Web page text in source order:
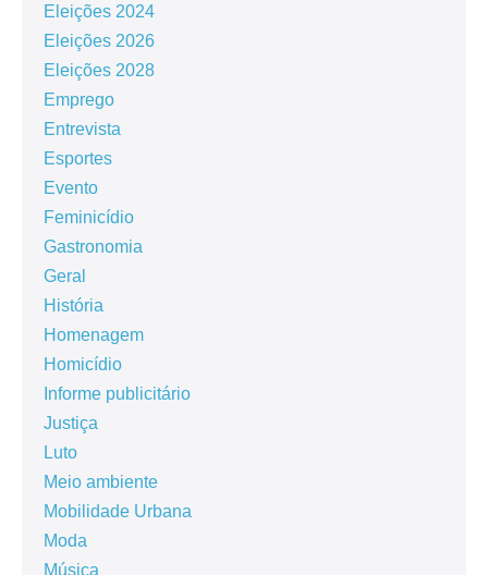
Eleições 2024
Eleições 2026
Eleições 2028
Emprego
Entrevista
Esportes
Evento
Feminicídio
Gastronomia
Geral
História
Homenagem
Homicídio
Informe publicitário
Justiça
Luto
Meio ambiente
Mobilidade Urbana
Moda
Música